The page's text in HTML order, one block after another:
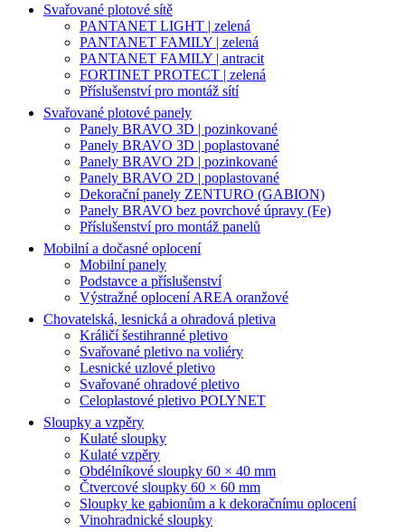
Svařované plotové sítě
PANTANET LIGHT | zelená
PANTANET FAMILY | zelená
PANTANET FAMILY | antracit
FORTINET PROTECT | zelená
Příslušenství pro montáž sítí
Svařované plotové panely
Panely BRAVO 3D | pozinkované
Panely BRAVO 3D | poplastované
Panely BRAVO 2D | pozinkované
Panely BRAVO 2D | poplastované
Dekorační panely ZENTURO (GABION)
Panely BRAVO bez povrchové úpravy (Fe)
Příslušenství pro montáž panelů
Mobilní a dočasné oplocení
Mobilní panely
Podstavce a příslušenství
Výstražné oplocení AREA oranžové
Chovatelská, lesnická a ohradová pletiva
Králičí šestihranné pletivo
Svařované pletivo na voliéry
Lesnické uzlové pletivo
Svařované ohradové pletivo
Celoplastové pletivo POLYNET
Sloupky a vzpěry
Kulaté sloupky
Kulaté vzpěry
Obdélníkové sloupky 60 × 40 mm
Čtvercové sloupky 60 × 60 mm
Sloupky ke gabionům a k dekoračnímu oplocení
Vinohradnické sloupky